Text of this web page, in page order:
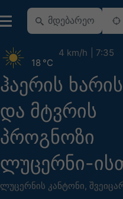
ჰაერის
და მტვრის
პროგნოზი
ლუცერნი-
ლუცერნის კანტონი,
18 °C
4 km/h 7:35